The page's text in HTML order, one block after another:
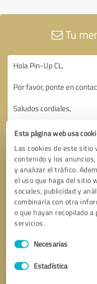
Esta página web usa
Las cookies de este sitio
contenido y los
y analizar el tráfico.
el uso que haga del sitio
sociales, publicidad y
combinarla con otra
o que hayan recopilado
servicios.
Selección
de
Necesarias
Estadística
Tu
Solicitar una llamada